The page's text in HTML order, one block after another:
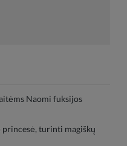
Naomi fuksijos
princesė, turinti magiškų